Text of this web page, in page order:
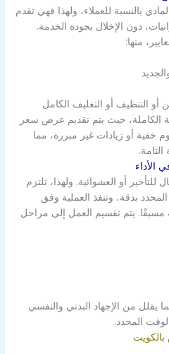
بالنسبة للعملاء، ولهذا فهي تقدم
دون الإخلال بجودة الخدمة.
منها:
التنظيف أو التغليف الكامل
الكاملة، حيث يتم تقديم عرض سعر
خفية أو زيادات غير مبررة، مما
الأداء
أو العشوائية. ولهذا، تلتزم
بدقة، وتنفذ العملية وفق
مسبقًا. يتم تقسيم العمل إلى مراحل
يقلل من الإجهاد البدني والنفسي
المحدد.